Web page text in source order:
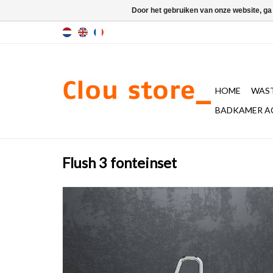
HOME
BADKAMER
Flush 3 fonteinset
Door het gebruiken van onze website,